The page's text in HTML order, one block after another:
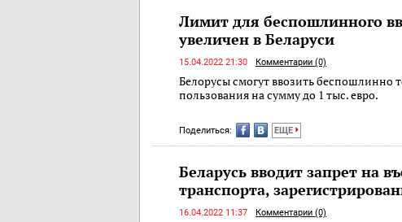
Лимит для беспошлинного
увеличен в Беларуси
15.04.2022 21:30 Комментарии (0)
Белорусы смогут ввозить беспошлинно
пользования на сумму до 1 тыс. евро.
Поделиться: ЕЩЕ
Беларусь вводит запрет на
транспорта,
16.04.2022 11:37 Комментарии (0)